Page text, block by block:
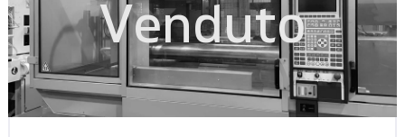
Venduto